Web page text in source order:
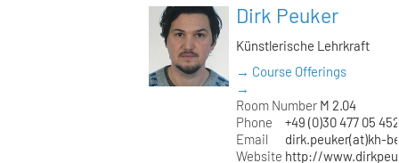
Dirk Peuker
Künstlerische Lehrkraft
→ Course Offerings
→
Room NumberM 2.04
Phone
+49 (0)30 477 05
Email
dirk.peuker(at)kh-
Website http://